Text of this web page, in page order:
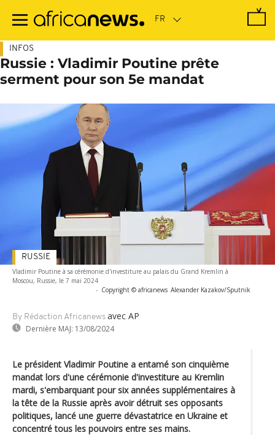
contenu
INFOS
Russie : Vladimir Poutine prête
serment pour son 5e mandat
Vladimir Poutine à sa cérémonie d'investiture au palais du Grand Kremlin à
Moscou, Russie, le 7 mai 2024
- Copyright © africanews Alexander Kazakov/Sputnik
By Rédaction Africanews avec AP
Dernière MAJ: 13/08/2024
RUSSIE
Le président Vladimir Poutine a entamé son cinquième
mandat lors d'une cérémonie d'investiture au Kremlin
mardi, s'embarquant pour six années supplémentaires à
la tête de la Russie après avoir détruit ses opposants
politiques, lancé une guerre dévastatrice en Ukraine et
concentré tous les pouvoirs entre ses mains.